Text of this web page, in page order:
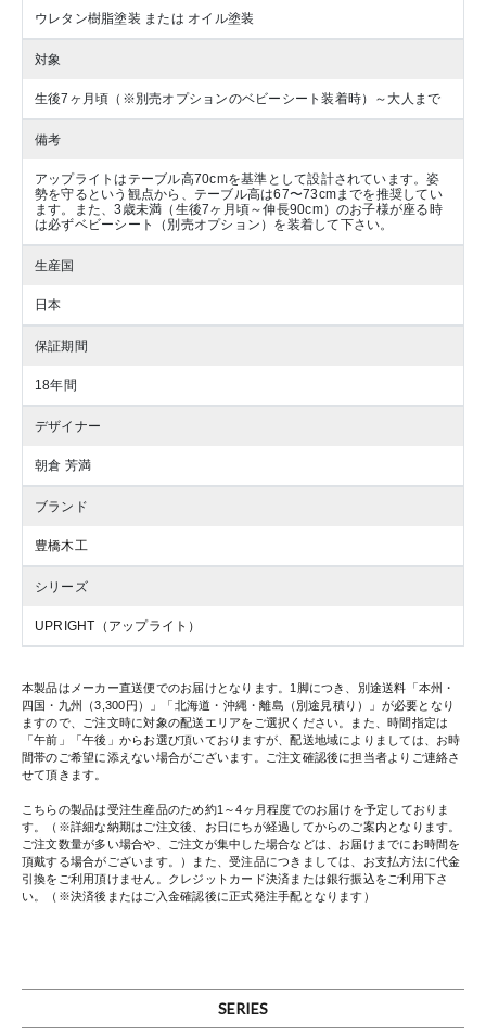
ウレタン樹脂塗装 または オイル塗装
対象
生後7ヶ月頃（※別売オプションのベビーシート装着時）～大人まで
備考
アップライトはテーブル高70cmを基準として設計されています。姿
勢を守るという観点から、テーブル高は67〜73cmまでを推奨してい
ます。また、3歳未満（生後7ヶ月頃～伸長90cm）のお子様が座る時
は必ずベビーシート（別売オプション）を装着して下さい。
生産国
日本
保証期間
18年間
デザイナー
朝倉 芳満
ブランド
豊橋木工
シリーズ
UPRIGHT（アップライト）
本製品はメーカー直送便でのお届けとなります。1脚につき、別途送料「本州・
四国・九州（3,300円）」「北海道・沖縄・離島（別途見積り）」が必要となり
ますので、ご注文時に対象の配送エリアをご選択ください。また、時間指定は
「午前」「午後」からお選び頂いておりますが、配送地域によりましては、お時
間帯のご希望に添えない場合がございます。ご注文確認後に担当者よりご連絡さ
せて頂きます。
こちらの製品は受注生産品のため約1～4ヶ月程度でのお届けを予定しておりま
す。（※詳細な納期はご注文後、お日にちが経過してからのご案内となります。
ご注文数量が多い場合や、ご注文が集中した場合などは、お届けまでにお時間を
頂戴する場合がございます。）また、受注品につきましては、お支払方法に代金
引換をご利用頂けません。クレジットカード決済または銀行振込をご利用下さ
い。（※決済後またはご入金確認後に正式発注手配となります）
SERIES